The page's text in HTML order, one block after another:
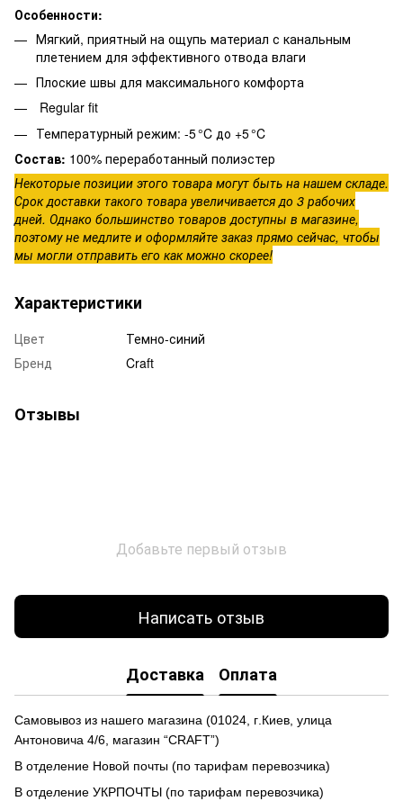
Особенности:
Мягкий, приятный на ощупь материал с канальным
плетением для эффективного отвода влаги
Плоские швы для максимального комфорта
Regular fit
Температурный режим: -5 °C до +5 °C
Состав: 100% переработанный полиэстер
Некоторые позиции этого товара могут быть на нашем складе.
Срок доставки такого товара увеличивается до 3 рабочих
дней. Однако большинство товаров доступны в магазине,
поэтому не медлите и оформляйте заказ прямо сейчас, чтобы
мы могли отправить его как можно скорее!
Характеристики
Цвет
Темно-синий
Бренд
Craft
Отзывы
Добавьте первый отзыв
Написать отзыв
Доставка Оплата
Самовывоз из нашего магазина (01024, г .Киев, улица
Антоновича 4/6, магазин “CRAFT”)
В отделение Новой почты (по тарифам перевозчика)
В отделение УКРПОЧТЫ (по тарифам перевозчика)